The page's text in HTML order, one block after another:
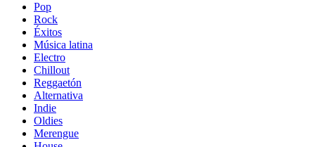
Pop
Rock
Éxitos
Música latina
Electro
Chillout
Reggaetón
Alternativa
Indie
Oldies
Merengue